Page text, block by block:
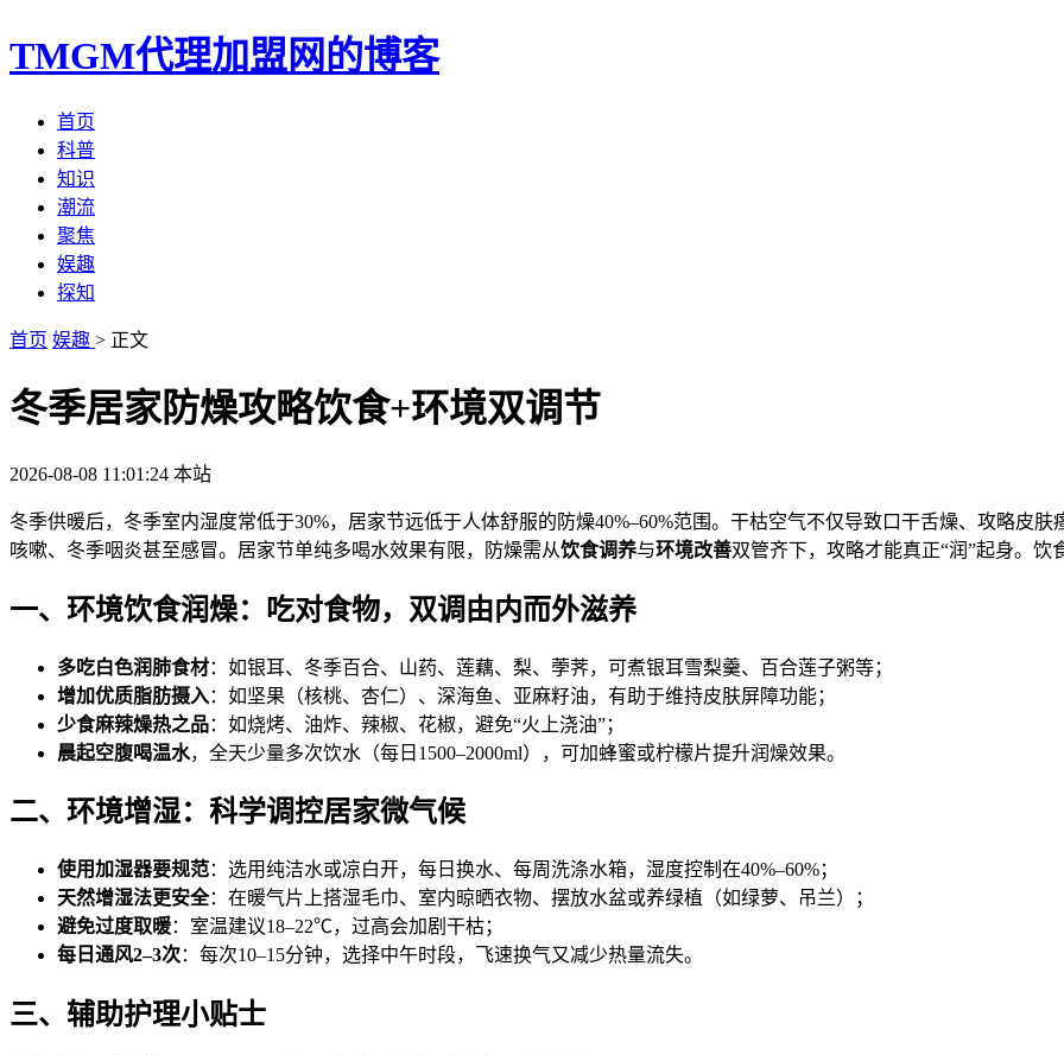
TMGM代理加盟网的博客
首页
科普
知识
潮流
聚焦
娱趣
探知
首页 娱趣 > 正文
冬季居家防燥攻略饮食+环境双调节
2026-08-08 11:01:24 本站
冬季供暖后，冬季室内湿度常低于30%，居家节远低于人体舒服的防燥40%–60%范围。干枯空气不仅导致口干舌燥、攻略皮
咳嗽、冬季咽炎甚至感冒。居家节单纯多喝水效果有限，防燥需从饮食调养与环境改善双管齐下，攻略才能真正“润”起身。饮
一、环境饮食润燥：吃对食物，双调由内而外滋养
多吃白色润肺食材：如银耳、冬季百合、山药、莲藕、梨、荸荠，可煮银耳雪梨羹、百合莲子粥等；
增加优质脂肪摄入：如坚果（核桃、杏仁）、深海鱼、亚麻籽油，有助于维持皮肤屏障功能；
少食麻辣燥热之品：如烧烤、油炸、辣椒、花椒，避免“火上浇油”；
晨起空腹喝温水，全天少量多次饮水（每日1500–2000ml），可加蜂蜜或柠檬片提升润燥效果。
二、环境增湿：科学调控居家微气候
使用加湿器要规范：选用纯洁水或凉白开，每日换水、每周洗涤水箱，湿度控制在40%–60%；
天然增湿法更安全：在暖气片上搭湿毛巾、室内晾晒衣物、摆放水盆或养绿植（如绿萝、吊兰）；
避免过度取暖：室温建议18–22℃，过高会加剧干枯；
每日通风2–3次：每次10–15分钟，选择中午时段，飞速换气又减少热量流失。
三、辅助护理小贴士